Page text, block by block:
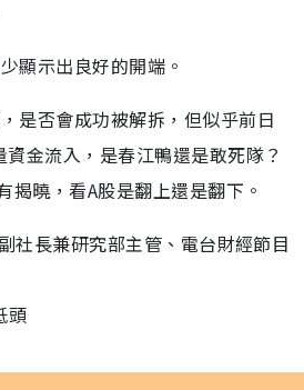
顯示出良好的開端。
是否會成功被解拆，但似乎前日
金流入，是春江鴨還是敢死隊？
揭曉，看A股是翻上還是翻下。
社長兼研究部主管、電台財經節目
頭